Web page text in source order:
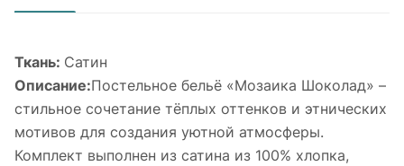
Ткань: Сатин
Описание:Постельное бельё «Мозаика Шоколад» –
стильное сочетание тёплых оттенков и этнических
мотивов для создания уютной атмосферы.
Комплект выполнен из сатина из 100% хлопка,